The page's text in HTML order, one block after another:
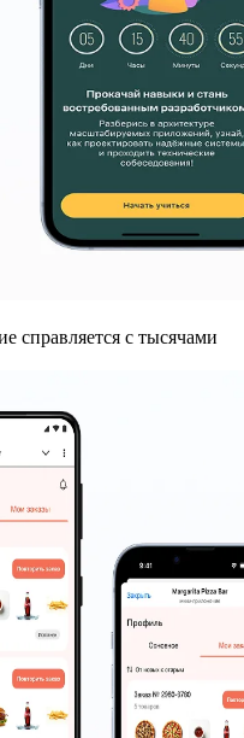
справляется с тысячами